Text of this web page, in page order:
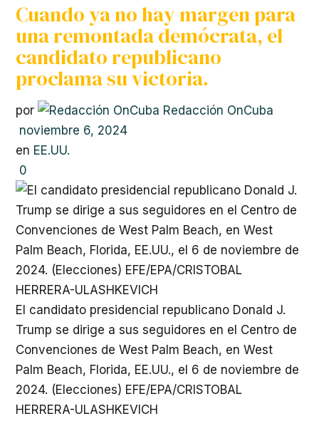
Cuando ya no hay margen para
una remontada demócrata, el
candidato republicano
proclama su victoria.
por
Redacción OnCuba
noviembre 6, 2024
en EE.UU.
0
El candidato presidencial republicano Donald J.
Trump se dirige a sus seguidores en el Centro de
Convenciones de West Palm Beach, en West
Palm Beach, Florida, EE.UU., el 6 de noviembre de
2024. (Elecciones) EFE/EPA/CRISTOBAL
HERRERA-ULASHKEVICH